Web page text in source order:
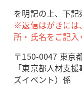
を明記の上、下記
※返信はがきには
所・氏名をご記入
〒150-0047 東京
「東京都人材支
ズイベント）係